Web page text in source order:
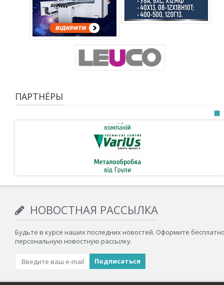
ПАРТНЁРЫ
НОВОСТНАЯ РАССЫЛКА
Будьте в курсе наших последних новостей. Оформите
персональную новостную рассылку.